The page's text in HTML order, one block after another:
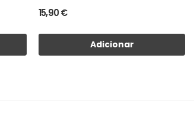
15,90 €
Adicionar